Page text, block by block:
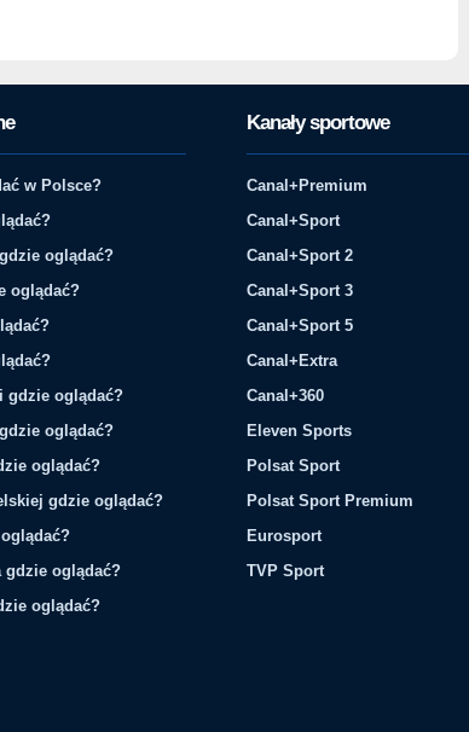
w Polsce?
oglądać?
oglądać?
gdzie oglądać?
oglądać?
oglądać?
gdzie oglądać?
gdzie oglądać?
oglądać?
Kanały sportowe
Canal+Premium
Canal+Sport
Canal+Sport 2
Canal+Sport 3
Canal+Sport 5
Canal+Extra
Canal+360
Eleven Sports
Polsat Sport
Polsat Sport Premium
Eurosport
TVP Sport